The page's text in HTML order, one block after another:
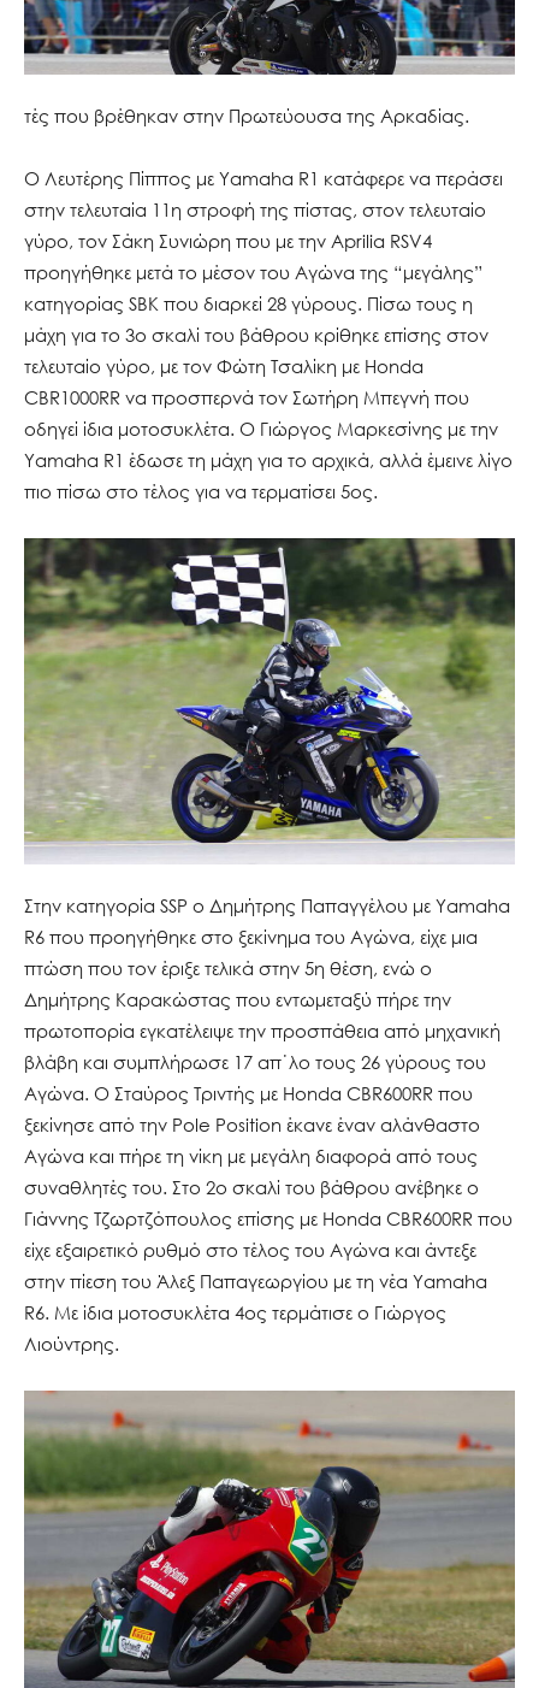
τές που βρέθηκαν στην Πρωτεύουσα της Αρκαδίας.
Ο Λευτέρης Πίππος με Yamaha R1 κατάφερε να περάσει
στην τελευταία 11η στροφή της πίστας, στον τελευταίο
γύρο, τον Σάκη Συνιώρη που με την Aprilia RSV4
προηγήθηκε μετά το μέσον του Αγώνα της “μεγάλης”
κατηγορίας SBK που διαρκεί 28 γύρους. Πίσω τους η
μάχη για το 3ο σκαλί του βάθρου κρίθηκε επίσης στον
τελευταίο γύρο, με τον Φώτη Τσαλίκη με Honda
CBR1000RR να προσπερνά τον Σωτήρη Μπεγνή που
οδηγεί ίδια μοτοσυκλέτα. Ο Γιώργος Μαρκεσίνης με την
Yamaha R1 έδωσε τη μάχη για το αρχικά, αλλά έμεινε λίγο
πιο πίσω στο τέλος για να τερματίσει 5ος.
Στην κατηγορία SSP ο Δημήτρης Παπαγγέλου με Yamaha
R6 που προηγήθηκε στο ξεκίνημα του Αγώνα, είχε μια
πτώση που τον έριξε τελικά στην 5η θέση, ενώ ο
Δημήτρης Καρακώστας που εντωμεταξύ πήρε την
πρωτοπορία εγκατέλειψε την προσπάθεια από μηχανική
βλάβη και συμπλήρωσε 17 απ΄λο τους 26 γύρους του
Αγώνα. Ο Σταύρος Τριντής με Honda CBR600RR που
ξεκίνησε από την Pole Position έκανε έναν αλάνθαστο
Αγώνα και πήρε τη νίκη με μεγάλη διαφορά από τους
συναθλητές του. Στο 2ο σκαλί του βάθρου ανέβηκε ο
Γιάννης Τζωρτζόπουλος επίσης με Honda CBR600RR που
είχε εξαιρετικό ρυθμό στο τέλος του Αγώνα και άντεξε
στην πίεση του Άλεξ Παπαγεωργίου με τη νέα Yamaha
R6. Με ίδια μοτοσυκλέτα 4ος τερμάτισε ο Γιώργος
Λιούντρης.